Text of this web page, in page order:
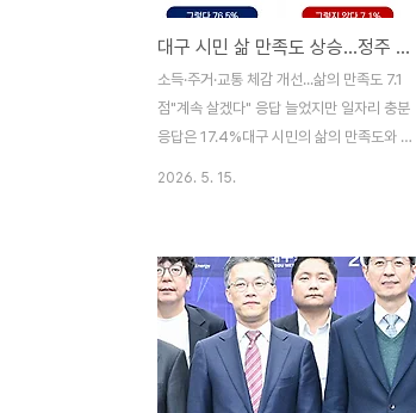
대구 시민 삶 만족도 상승...정주 의사 76.5%, 일자리는 여전히 과제
소득·주거·교통 체감 개선...삶의 만족도 7.1
점"계속 살겠다" 응답 늘었지만 일자리 충분
응답은 17.4%대구 시민의 삶의 만족도와 정
구시는 13일 ‘2025년 대구의 사회지표’ 보
고서를 발간하고 대구사회조사 결과와 행정
자료를 종합 분석한 내용을 공개했다. 이번
조사는 지난해 8월부터 40일간 지역 9천 가
구, 만 15세 이상 시민 1만6천여 명을 대상으
2026. 5. 15.